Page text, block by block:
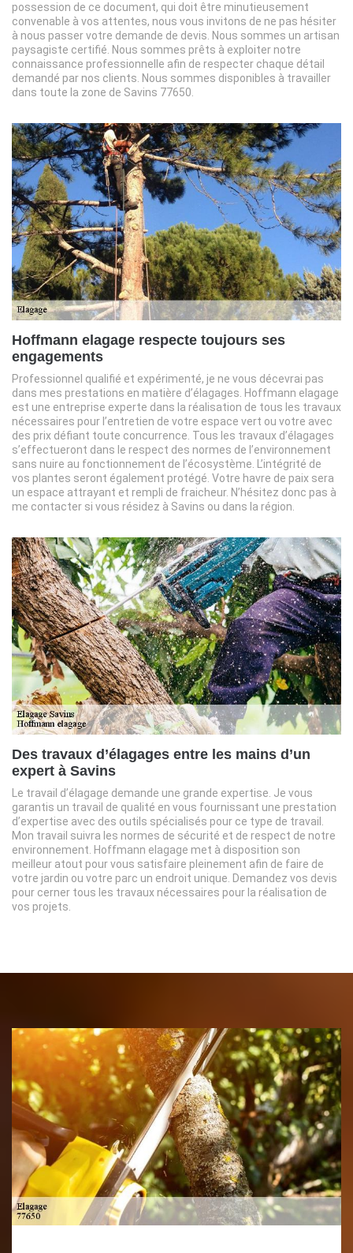
possession de ce document, qui doit être minutieusement
convenable à vos attentes, nous vous invitons de ne pas hésiter
à nous passer votre demande de devis. Nous sommes un artisan
paysagiste certifié. Nous sommes prêts à exploiter notre
connaissance professionnelle afin de respecter chaque détail
demandé par nos clients. Nous sommes disponibles à travailler
dans toute la zone de Savins 77650.
Hoffmann elagage respecte toujours ses
engagements
Professionnel qualifié et expérimenté, je ne vous décevrai pas
dans mes prestations en matière d’élagages. Hoffmann elagage
est une entreprise experte dans la réalisation de tous les travaux
nécessaires pour l’entretien de votre espace vert ou votre avec
des prix défiant toute concurrence. Tous les travaux d’élagages
s’effectueront dans le respect des normes de l’environnement
sans nuire au fonctionnement de l’écosystème. L’intégrité de
vos plantes seront également protégé. Votre havre de paix sera
un espace attrayant et rempli de fraicheur. N’hésitez donc pas à
me contacter si vous résidez à Savins ou dans la région.
Des travaux d’élagages entre les mains d’un
expert à Savins
Le travail d’élagage demande une grande expertise. Je vous
garantis un travail de qualité en vous fournissant une prestation
d’expertise avec des outils spécialisés pour ce type de travail.
Mon travail suivra les normes de sécurité et de respect de notre
environnement. Hoffmann elagage met à disposition son
meilleur atout pour vous satisfaire pleinement afin de faire de
votre jardin ou votre parc un endroit unique. Demandez vos devis
pour cerner tous les travaux nécessaires pour la réalisation de
vos projets.